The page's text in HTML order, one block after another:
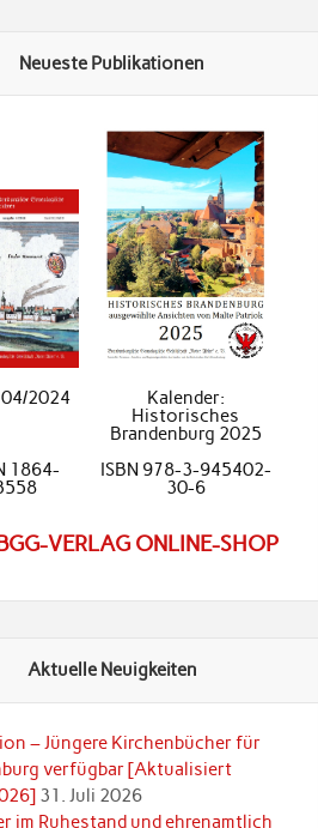
Neueste Publikationen
04/2024
Kalender:
Historisches
Brandenburg 2025
1864-
ISBN 978-3-945402-
30-6
VERLAG ONLINE-SHOP
Aktuelle Neuigkeiten
– Jüngere Kirchenbücher für
verfügbar [Aktualisiert
31. Juli 2026
im Ruhestand und ehrenamtlich